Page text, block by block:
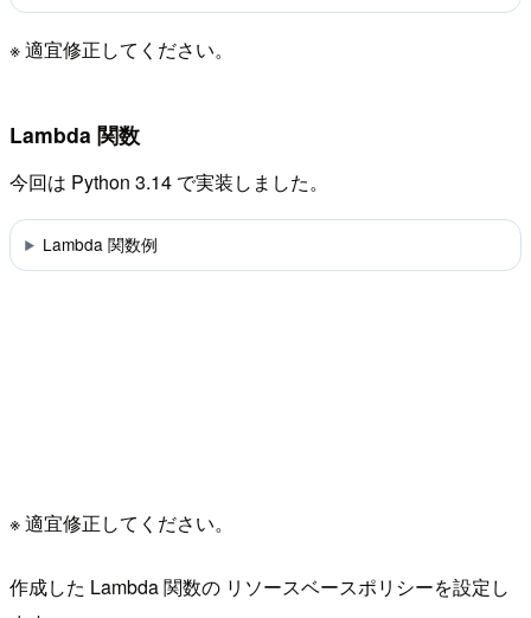
※ 適宜修正してください。
Lambda 関数
今回は Python 3.14 で実装しました。
Lambda 関数例
※ 適宜修正してください。
作成した Lambda 関数の リソースベースポリシーを設定し